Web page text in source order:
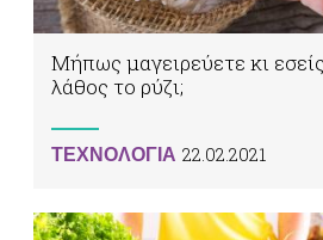
Μήπως μαγειρεύετε κι
λάθος το ρύζι;
ΤΕΧΝΟΛΟΓΙΑ 22.02.2021